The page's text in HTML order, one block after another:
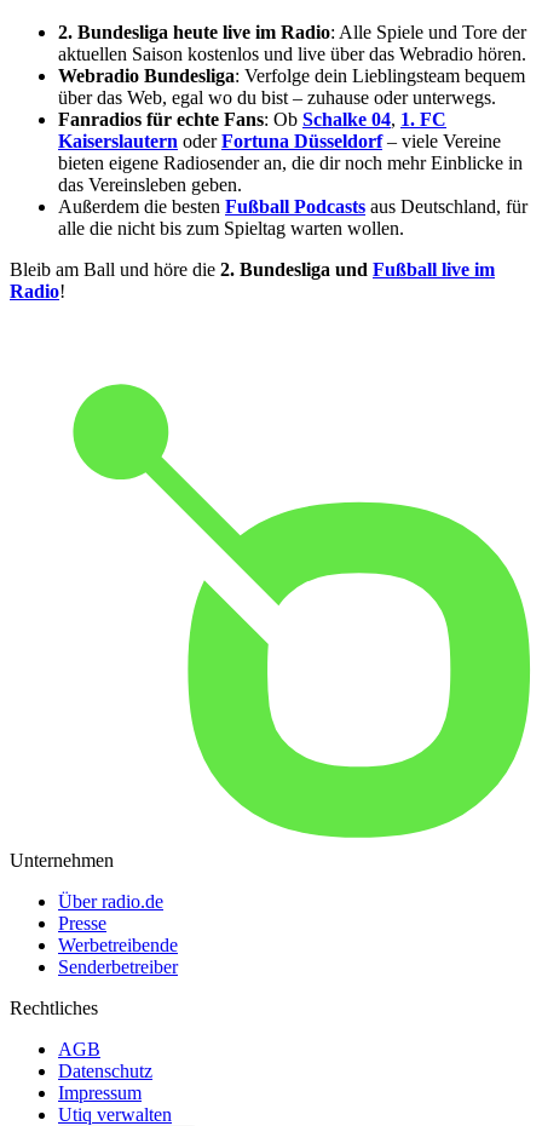
2. Bundesliga heute live im Radio: Alle Spiele und Tore der
aktuellen Saison kostenlos und live über das Webradio hören.
Webradio Bundesliga: Verfolge dein Lieblingsteam bequem
über das Web, egal wo du bist – zuhause oder unterwegs.
Fanradios für echte Fans: Ob Schalke 04, 1. FC
Kaiserslautern oderFortuna Düsseldorf– viele Vereine
bieten eigene Radiosender an, die dir noch mehr Einblicke in
das Vereinsleben geben.
Außerdem die besten Fußball Podcasts aus Deutschland, für
alle die nicht bis zum Spieltag warten wollen.
Bleib am Ball und höre die 2. Bundesliga und Fußball live im
Radio!
Unternehmen
Über radio.de
Presse
Werbetreibende
Senderbetreiber
Rechtliches
AGB
Datenschutz
Impressum
Utiq verwalten